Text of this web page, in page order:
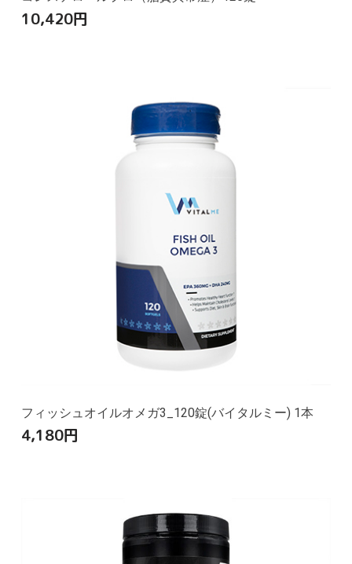
10,420円
フィッシュオイルオメガ3_120錠(バイタルミー) 1本
4,180円